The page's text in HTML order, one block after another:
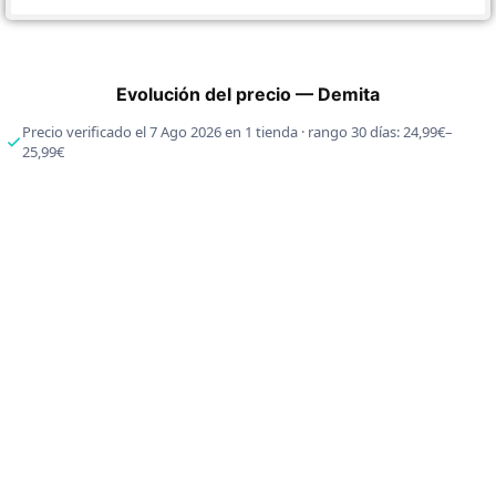
Evolución del precio — Demita
Precio verificado el 7 Ago 2026 en 1 tienda · rango 30 días: 24,99€–
25,99€